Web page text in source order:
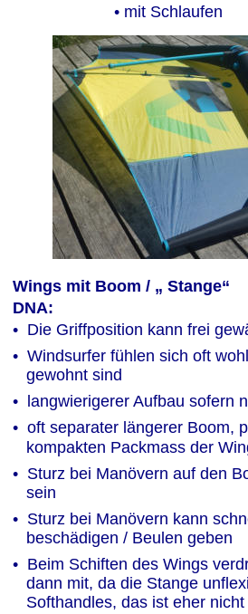
Wings mit Boom / „ Stange“
DNA:
•  Die Griffposition kann frei
•  Windsurfer fühlen sich oft
   gewohnt sind
•  langwierigerer Aufbau sofern
•  oft separater längerer Boom,
kompakten Packmass der
•  Sturz bei Manövern auf den
   sein
•  Sturz bei Manövern kann
   beschädigen / Beulen geben
•  Beim Schiften des Wings
dann mit, da die Stange
Softhandles, das ist eher nicht
• mit Schlaufen